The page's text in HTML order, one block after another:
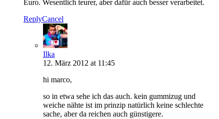
Euro. Wesentlich teurer, aber dafür auch besser verarbeitet.
ReplyCancel
Ilka
12. März 2012 at 11:45
hi marco,
so in etwa sehe ich das auch. kein gummizug und
weiche nähte ist im prinzip natürlich keine schlechte
sache, aber da reichen auch günstigere.